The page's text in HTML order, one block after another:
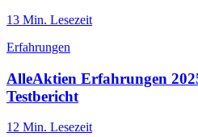
13 Min. Lesezeit
Erfahrungen
AlleAktien Erfahrungen
Testbericht
12 Min. Lesezeit